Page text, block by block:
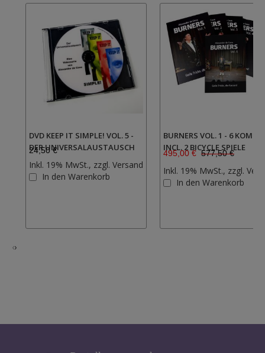
DVD KEEP IT SIMPLE! VOL. 5 -
DER UNIVERSALAUSTAUSCH
24,50 €
Inkl. 19% MwSt., zzgl. Versand
In den Warenkorb
Wunschliste
BURNERS VOL. 1 - 6
INCL. 2 BICYCLE SPIELE
495,00 € 577,50 €
Inkl. 19% MwSt., zzgl.
In den Warenkorb
‹›